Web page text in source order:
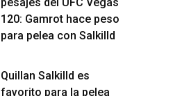
120: Gamrot hace peso
para pelea con Salkilld
Quillan Salkilld es
favorito para la pelea